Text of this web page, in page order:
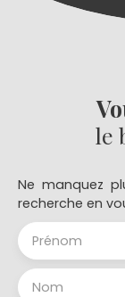
le
Ne manquez
recherche en
Prénom
Nom